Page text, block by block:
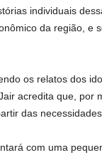
individuais
da região, e
os relatos dos
acredita que, por
das
com uma